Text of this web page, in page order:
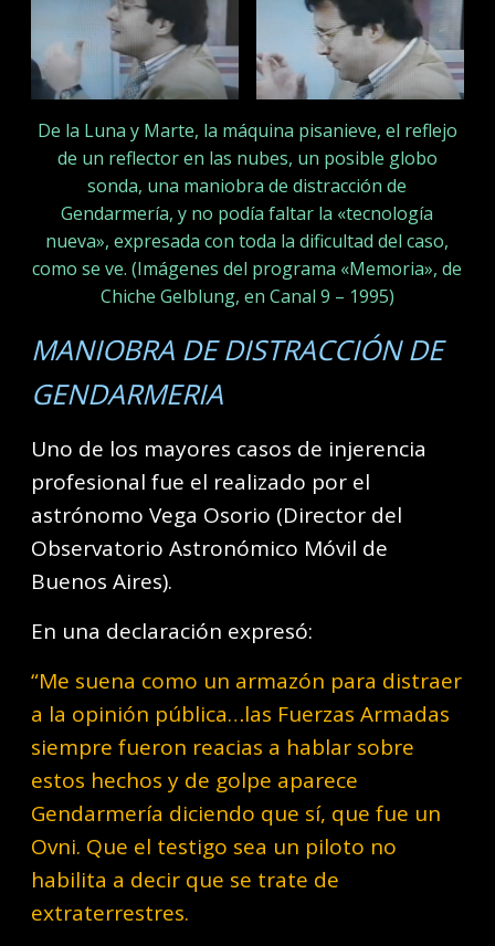
De la Luna y Marte, la máquina pisanieve, el reflejo
de un reflector en las nubes, un posible globo
sonda, una maniobra de distracción de
Gendarmería, y no podía faltar la «tecnología
nueva», expresada con toda la dificultad del caso,
como se ve. (Imágenes del programa «Memoria», de
Chiche Gelblung, en Canal 9 – 1995)
MANIOBRA DE DISTRACCIÓN DE
GENDARMERIA
Uno de los mayores casos de injerencia
profesional fue el realizado por el
astrónomo Vega Osorio (Director del
Observatorio Astronómico Móvil de
Buenos Aires).
En una declaración expresó:
“Me suena como un armazón para distraer
a la opinión pública…las Fuerzas Armadas
siempre fueron reacias a hablar sobre
estos hechos y de golpe aparece
Gendarmería diciendo que sí, que fue un
Ovni. Que el testigo sea un piloto no
habilita a decir que se trate de
extraterrestres.